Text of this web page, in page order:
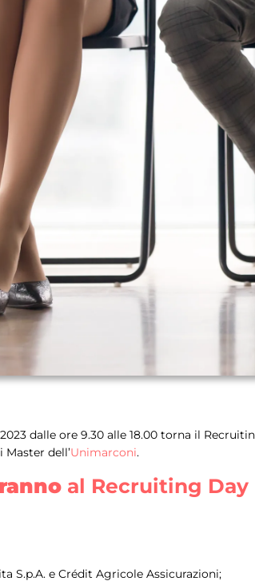
dalle ore 9.30 alle 18.00 torna il
dell’Unimarconi.
al Recruiting Day
S.p.A. e Crédit Agricole Assicurazioni;